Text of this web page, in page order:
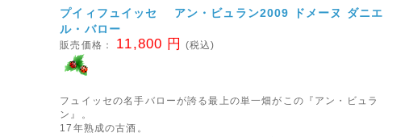
プイィフュイッセ アン・ビュラン2009 ドメーヌ ダニエ
ル・バロー
販売価格： 11,800 円 (税込)
フュイッセの名手バローが誇る最上の単一畑がこの『アン・ビュラ
ン』。
17年熟成の古酒。